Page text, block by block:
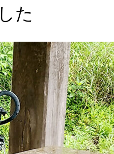
た。
魯山人展に行ってまいりました
15日のお詣りをさせて頂きまし
た